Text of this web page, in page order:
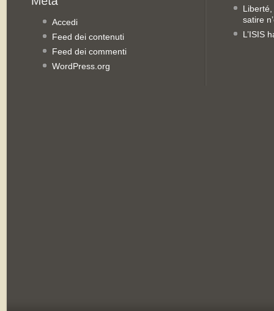
Accedi
Feed dei contenuti
Feed dei commenti
WordPress.org
satire
L’ISIS